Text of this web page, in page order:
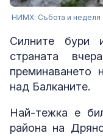
НИМХ: Събота и неделя
Силните бури
страната
преминаването
над Балканите.
Най-тежка е
района на